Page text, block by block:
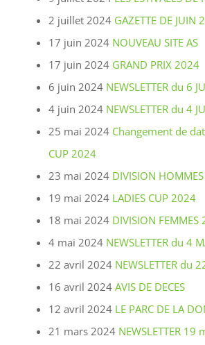
2 juillet 2024 GAZETTE DE JUIN
17 juin 2024 NOUVEAU SITE AS
17 juin 2024 GRAND PRIX 2024
6 juin 2024 NEWSLETTER du 6
4 juin 2024 NEWSLETTER du 4
25 mai 2024 Changement de
CUP 2024
23 mai 2024 DIVISION
19 mai 2024 LADIES CUP 2024
18 mai 2024 DIVISION FEMMES
4 mai 2024 NEWSLETTER du 4
22 avril 2024 NEWSLETTER du
16 avril 2024 AVIS DE DECES
12 avril 2024 LE PARC DE LA
21 mars 2024 NEWSLETTER 19